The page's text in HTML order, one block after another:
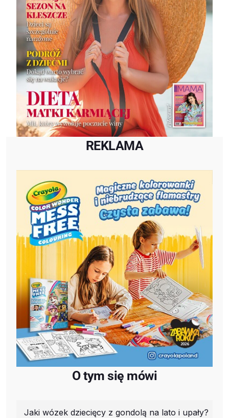
REKLAMA
O tym się mówi
Jaki wózek dziecięcy z gondolą na lato i upały?